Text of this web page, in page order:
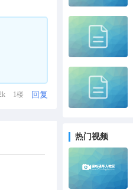
1楼 回复
热门视频